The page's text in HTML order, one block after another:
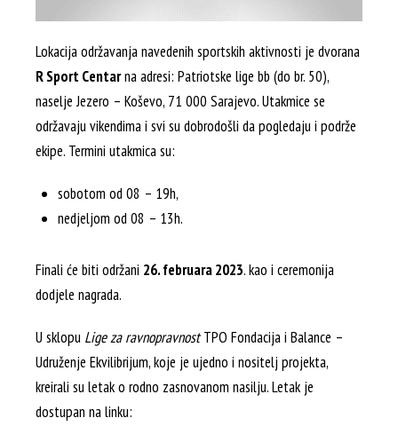
Lokacija održavanja navedenih sportskih aktivnosti je dvorana
R Sport Centarna adresi: Patriotske lige bb (do br. 50),
naselje Jezero – Koševo, 71 000 Sarajevo. Utakmice se
održavaju vikendima i svi su dobrodošli da pogledaju i podrže
ekipe. Termini utakmica su:
sobotom od 08 – 19h,
nedjeljom od 08 – 13h.
Finali će biti održani 26. februara 2023. kao i ceremonija
dodjele nagrada.
U sklopu Lige za ravnopravnostTPO Fondacija i Balance –
Udruženje Ekvilibrijum, koje je ujedno i nositelj projekta,
kreirali su letak o rodno zasnovanom nasilju. Letak je
dostupan na linku: